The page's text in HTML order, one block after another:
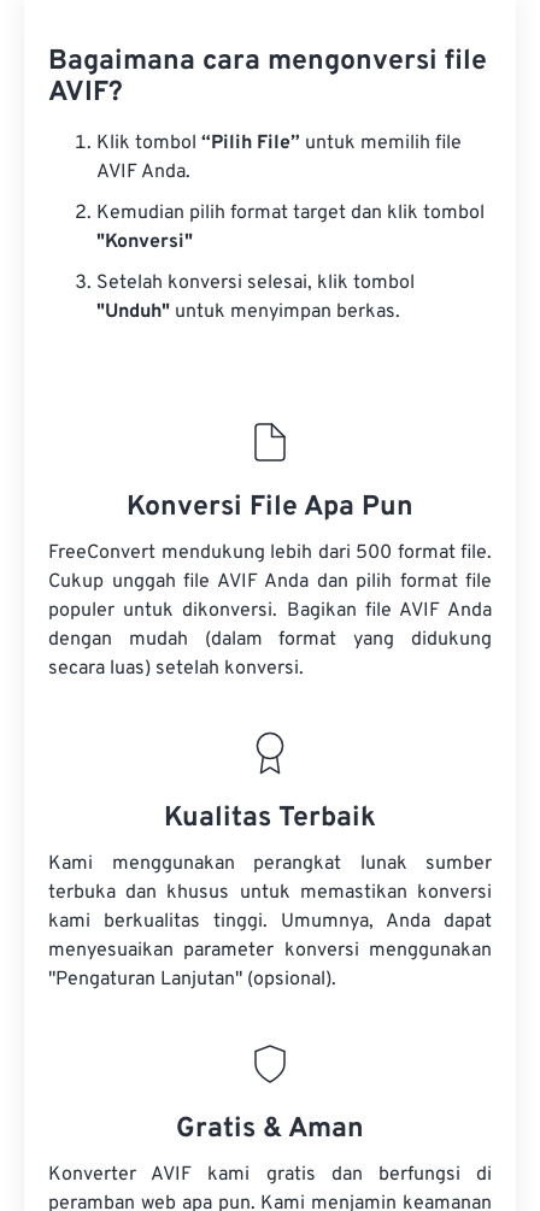
Bagaimana cara mengonversi file
AVIF?
Klik tombol “Pilih File” untuk memilih file
AVIF Anda.
Kemudian pilih format target dan klik tombol
"Konversi"
Setelah konversi selesai, klik tombol
"Unduh" untuk menyimpan berkas.
Konversi File Apa Pun
FreeConvert mendukung lebih dari 500 format file.
Cukup unggah file AVIF Anda dan pilih format file
populer untuk dikonversi. Bagikan file AVIF Anda
dengan mudah (dalam format yang didukung
secara luas) setelah konversi.
Kualitas Terbaik
Kami menggunakan perangkat lunak sumber
terbuka dan khusus untuk memastikan konversi
kami berkualitas tinggi. Umumnya, Anda dapat
menyesuaikan parameter konversi menggunakan
"Pengaturan Lanjutan" (opsional).
Gratis & Aman
Konverter AVIF kami gratis dan berfungsi di
peramban web apa pun. Kami menjamin keamanan